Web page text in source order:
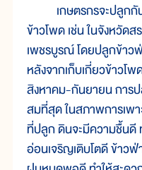
เกษตรกรจะปลูกกัน
ข้าวโพด เช่น ในจังหวัด
เพชรบูรณ์ โดยปลูกข้าว
หลังจากเก็บเกี่ยวข้าวโพ
สิงหาคม-กันยายน การป
สมที่สุด ในสภาพการเพา
ที่ปลูก ดินจะมีความชื้นดี
อ่อนเจริญเติบโตดี ข้าวฟ่